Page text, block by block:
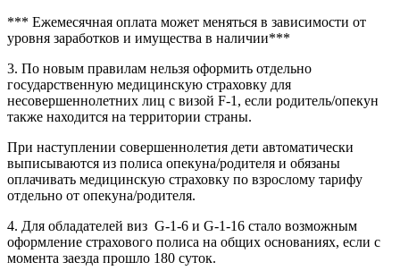
*** Ежемесячная оплата может меняться в зависимости от
уровня заработков и имущества в наличии***
3. По новым правилам нельзя оформить отдельно
государственную медицинскую страховку для
несовершеннолетних лиц с визой F-1, если родитель/опекун
также находится на территории страны.
При наступлении совершеннолетия дети автоматически
выписываются из полиса опекуна/родителя и обязаны
оплачивать медицинскую страховку по взрослому тарифу
отдельно от опекуна/родителя.
4. Для обладателей виз G-1-6 и G-1-16 стало возможным
оформление страхового полиса на общих основаниях, если с
момента заезда прошло 180 суток.